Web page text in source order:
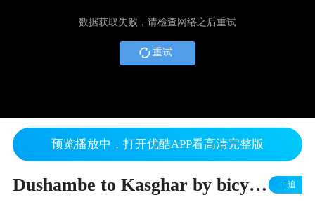
数据获取失败，请检查网络之后重试
重试
预览播放中，打开优酷APP看高清完整版
Dushambe to Kasghar by bicycle +追